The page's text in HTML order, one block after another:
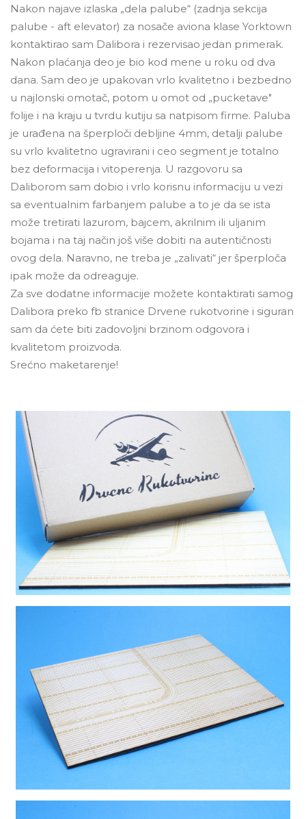
Nakon najave izlaska „dela palube“ (zadnja sekcija
palube - aft elevator) za nosače aviona klase Yorktown
kontaktirao sam Dalibora i rezervisao jedan primerak.
Nakon plaćanja deo je bio kod mene u roku od dva
dana. Sam deo je upakovan vrlo kvalitetno i bezbedno
u najlonski omotač, potom u omot od „pucketave"
folije i na kraju u tvrdu kutiju sa natpisom firme. Paluba
je urađena na šperploči debljine 4mm, detalji palube
su vrlo kvalitetno ugravirani i ceo segment je totalno
bez deformacija i vitoperenja. U razgovoru sa
Daliborom sam dobio i vrlo korisnu informaciju u vezi
sa eventualnim farbanjem palube a to je da se ista
može tretirati lazurom, bajcem, akrilnim ili uljanim
bojama i na taj način još više dobiti na autentičnosti
ovog dela. Naravno, ne treba je „zalivati“ jer šperploča
ipak može da odreaguje.
Za sve dodatne informacije možete kontaktirati samog
Dalibora preko fb stranice Drvene rukotvorine i siguran
sam da ćete biti zadovoljni brzinom odgovora i
kvalitetom proizvoda.
Srećno maketarenje!